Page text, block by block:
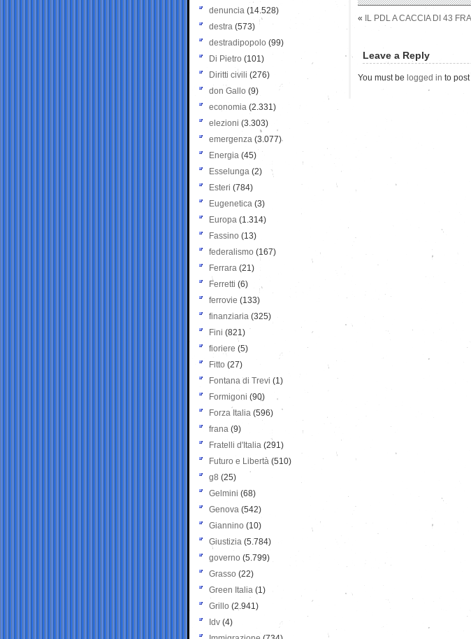
«
IL PDL A CACCIA DI 43
Leave a Reply
You must be logged in to
denuncia (14.528)
destra (573)
destradipopolo (99)
Di Pietro (101)
Diritti civili (276)
don Gallo (9)
economia (2.331)
elezioni (3.303)
emergenza (3.077)
Energia (45)
Esselunga (2)
Esteri (784)
Eugenetica (3)
Europa (1.314)
Fassino (13)
federalismo (167)
Ferrara (21)
Ferretti (6)
ferrovie (133)
finanziaria (325)
Fini (821)
fioriere (5)
Fitto (27)
Fontana di Trevi (1)
Formigoni (90)
Forza Italia (596)
frana (9)
Fratelli d'Italia (291)
Futuro e Libertà (510)
g8 (25)
Gelmini (68)
Genova (542)
Giannino (10)
Giustizia (5.784)
governo (5.799)
Grasso (22)
Green Italia (1)
Grillo (2.941)
Idv (4)